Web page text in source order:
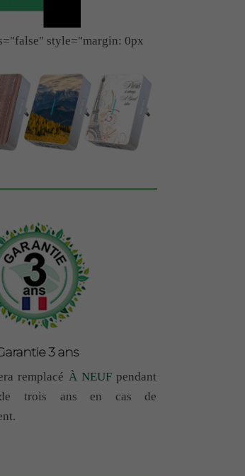
style="margin: 0px
3 ans
remplacé À NEUF pendant
trois ans en cas de